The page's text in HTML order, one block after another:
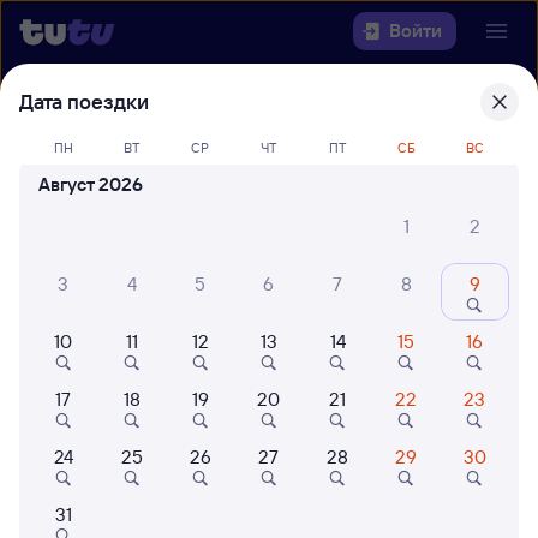
Войти
Выберите день, чтобы найти
билеты Залари — Москва
Ярославская
Куда
Когда
Кто едет
Найти поезда
Дата поездки
ПН ВТ СР ЧТ ПТ СБ ВС
Август 2026
1
2
3 4 5 6 7 8 9
10 11 12 13 14 15 16
17 18 19 20 21 22 23
24 25 26 27 28 29 30
31